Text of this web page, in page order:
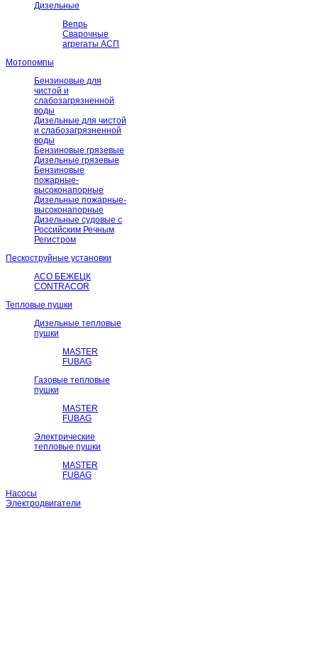
Дизельные
Вепрь
Сварочные
агрегаты АСП
Мотопомпы
Бензиновые для
чистой и
слабозагрязненной
воды
Дизельные для чистой
и слабозагрязненной
воды
Бензиновые грязевые
Дизельные грязевые
Бензиновые
пожарные-
высоконапорные
Дизельные пожарные-
высоконапорные
Дизельные судовые с
Российским Речным
Регистром
Пескоструйные установки
АСО БЕЖЕЦК
CONTRACOR
Тепловые пушки
Дизельные тепловые
пушки
MASTER
FUBAG
Газовые тепловые
пушки
MASTER
FUBAG
Электрические
тепловые пушки
MASTER
FUBAG
Насосы
Электродвигатели